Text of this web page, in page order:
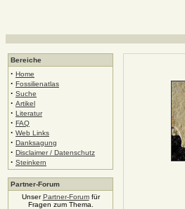
Bereiche
· Home
· Fossilienatlas
· Suche
· Artikel
· Literatur
· FAQ
· Web Links
· Danksagung
· Disclaimer / Datenschutz
· Steinkern
Partner-Forum
UnserPartner-Forumfür
Fragen zum Thema.